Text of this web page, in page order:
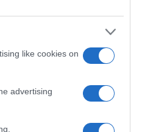
like cookies on
advertising